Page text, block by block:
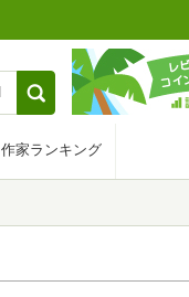
作家ランキング